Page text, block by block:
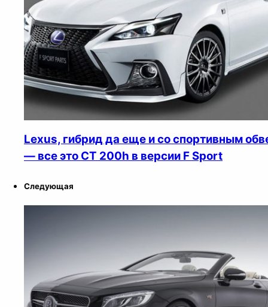
Lexus, гибрид да еще и со спортивным
— все это CT 200h в версии F Sport
Следующая